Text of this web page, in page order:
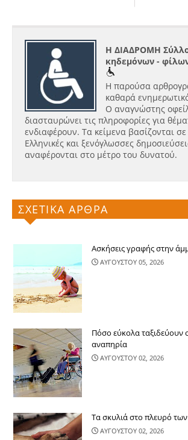
Η ΔΙΑΔΡΟΜΗ
κηδεμόνων -
Η παρούσα
καθαρά
Ο αναγνώστης
διασταυρώνει τις πληροφορίες για
ενδιαφέρουν. Τα κείμενα βασίζονται
Ελληνικές και ξενόγλωσσες
αναφέρονται στο μέτρο του δυνατού.
ΣΧΕΤΙΚΑ ΑΡΘΡΑ
Ασκήσεις γραφής στην
ΑΥΓΟΥΣΤΟΥ 05, 2026
Πόσο εύκολα ταξιδεύουν
αναπηρία
ΑΥΓΟΥΣΤΟΥ 02, 2026
Τα σκυλιά στο πλευρό
ΑΥΓΟΥΣΤΟΥ 02, 2026